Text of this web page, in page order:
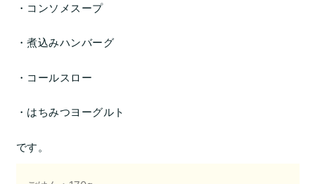
・コンソメスープ
・煮込みハンバーグ
・コールスロー
・はちみつヨーグルト
です。